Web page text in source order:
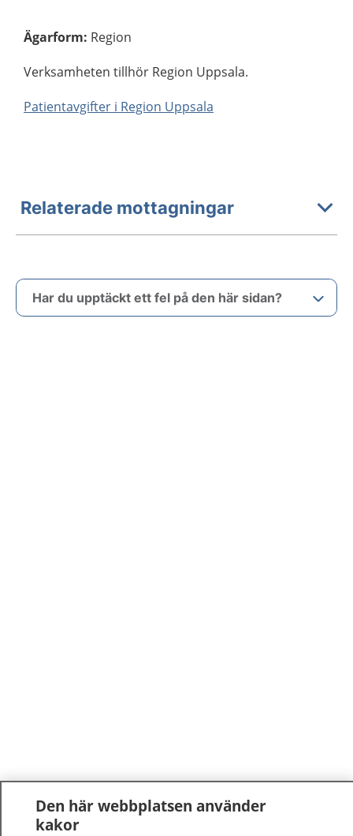
Ägarform: Region
Verksamheten tillhör Region Uppsala.
Patientavgifter i Region Uppsala
Relaterade mottagningar
Har du upptäckt ett fel på den här sidan?
Den här webbplatsen använder
kakor